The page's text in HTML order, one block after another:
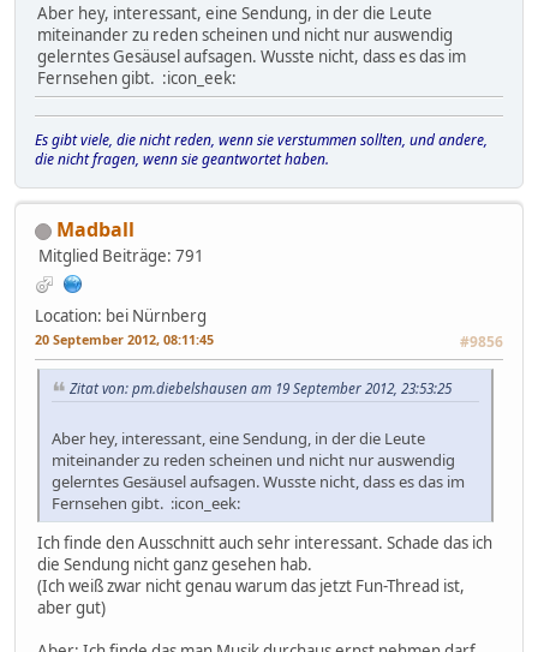
Aber hey, interessant, eine Sendung, in der die Leute
miteinander zu reden scheinen und nicht nur auswendig
gelerntes Gesäusel aufsagen. Wusste nicht, dass es das im
Fernsehen gibt. :icon_eek:
Es gibt viele, die nicht reden, wenn sie verstummen sollten, und andere,
die nicht fragen, wenn sie geantwortet haben.
Madball
Mitglied Beiträge: 791
Location: bei Nürnberg
20 September 2012, 08:11:45 #9856
Zitat von: pm.diebelshausen am 19 September 2012, 23:53:25
Aber hey, interessant, eine Sendung, in der die Leute
miteinander zu reden scheinen und nicht nur auswendig
gelerntes Gesäusel aufsagen. Wusste nicht, dass es das im
Fernsehen gibt. :icon_eek:
Ich finde den Ausschnitt auch sehr interessant. Schade das ich
die Sendung nicht ganz gesehen hab.
(Ich weiß zwar nicht genau warum das jetzt Fun-Thread ist,
aber gut)